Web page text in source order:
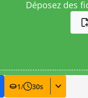
Déposez des
1/ 30s